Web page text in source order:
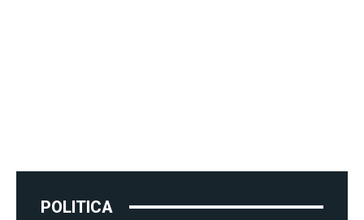
POLITICA